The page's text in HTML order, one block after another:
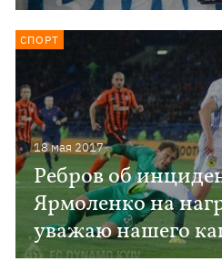
18 мая 2017
Ребров об
Ярмоленко на
уважаю нашего
СПОРТ